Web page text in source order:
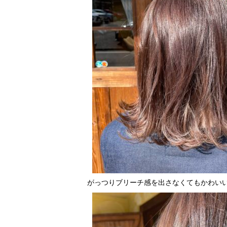
がっつりブリーチ感を出さなくてもかわい